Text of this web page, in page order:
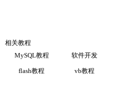
相关教程
MySQL教程
软件开发
flash教程 vb教程